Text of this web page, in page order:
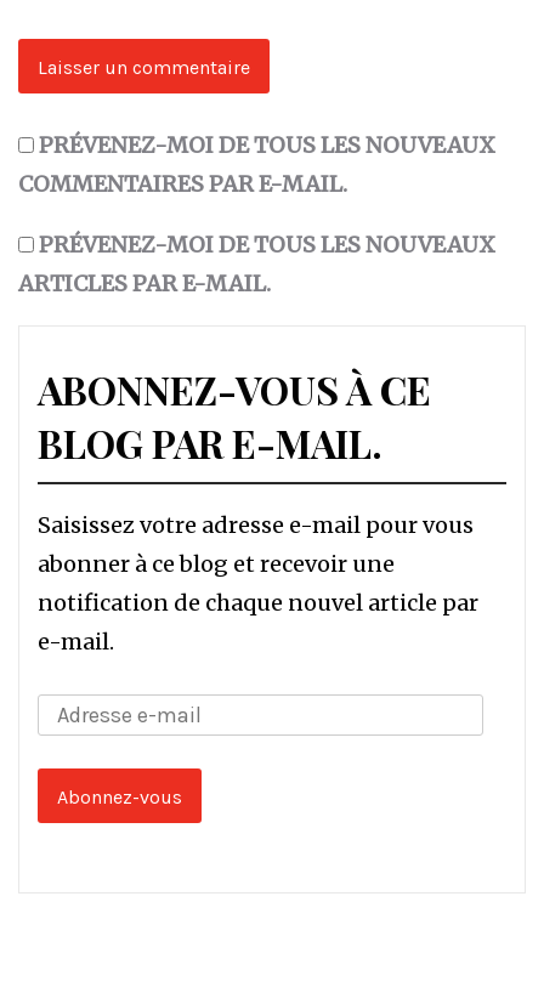
PRÉVENEZ-MOI DE TOUS LES NOUVEAUX
COMMENTAIRES PAR E-MAIL.
PRÉVENEZ-MOI DE TOUS LES NOUVEAUX
ARTICLES PAR E-MAIL.
ABONNEZ-VOUS À CE
BLOG PAR E-MAIL.
Saisissez votre adresse e-mail pour vous
abonner à ce blog et recevoir une
notification de chaque nouvel article par
e-mail.
Adresse
mail
Abonnez-vous